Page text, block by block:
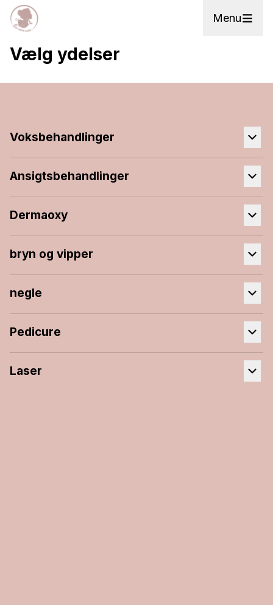
Menu
Vælg ydelser
Voksbehandlinger
Ansigtsbehandlinger
Dermaoxy
bryn og vipper
negle
Pedicure
Laser